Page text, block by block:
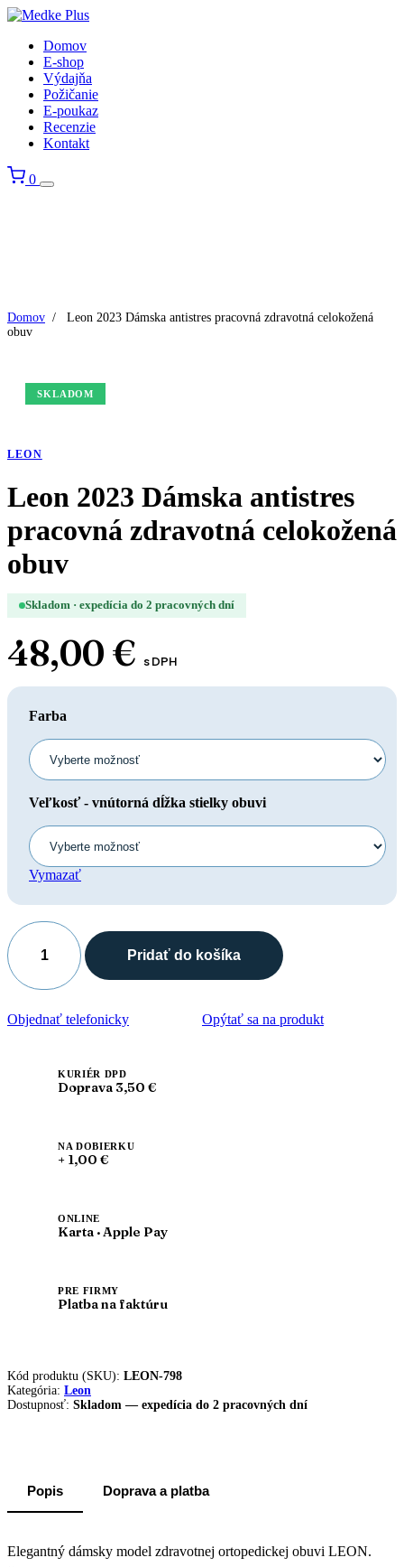
Domov
E-shop
Výdajňa
Požičanie
E-poukaz
Recenzie
Kontakt
0
Domov /
Leon 2023 Dámska antistres pracovná zdravotná celokožená
obuv
SKLADOM
LEON
Leon 2023 Dámska antistres
pracovná zdravotná celokožená
obuv
Skladom · expedícia do 2 pracovných dní
48,00 € s DPH
Farba
Veľkosť - vnútorná dĺžka stielky obuvi
Vymazať
množstvo
Leon
2023
Dámska
antistres
celokožená
Pridať do košíka
Objednať telefonicky Opýtať sa na produkt
KURIÉR DPD
Doprava 3,50 €
NA DOBIERKU
+ 1,00 €
ONLINE
Karta · Apple Pay
PRE FIRMY
Platba na faktúru
Kód produktu (SKU): LEON-798
Kategória: Leon
Dostupnosť: Skladom — expedícia do 2 pracovných dní
Popis Doprava a platba
Elegantný dámsky model zdravotnej ortopedickej obuvi LEON.